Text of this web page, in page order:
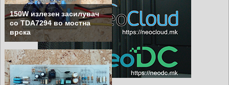
150W излезен засилувач
со TDA7294 во мостна
врска